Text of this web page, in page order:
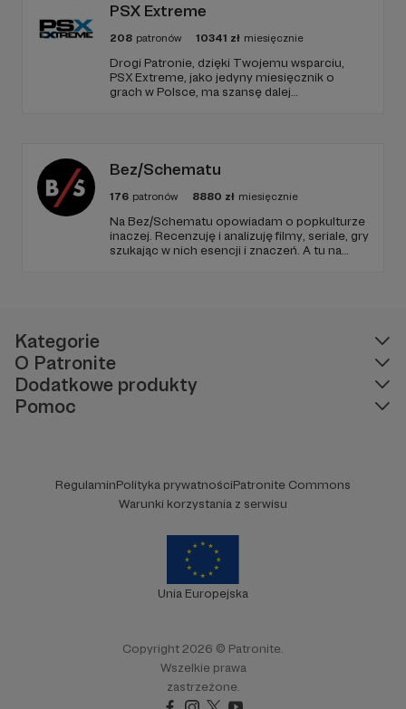
natomiast wymieniać wszystkich naszych
Patronów na stronie podcastu, a od pewnego
progu dziękować Wam również w samych
Linki i kontakt
Strona |Facebook|Twitter|RSS|Spotify|
Apple Podcasts|YouTube
E-mail: "kontakt" w domenie "2pady.pl"
W tym miejscu powinna być zewnętrzna
polityki prywatności
PSX Extreme
208 patronów 10341 zł miesięcznie
Drogi Patronie, dzięki Twojemu wsparciu,
PSX Extreme, jako jedyny miesięcznik o
grach w Polsce, ma szansę dalej
Bez/Schematu
176 patronów 8880 zł miesięcznie
Na Bez/Schematu opowiadam o popkulturze
inaczej. Recenzuję i analizuję filmy, seriale, gry
szukając w nich esencji i znaczeń. A tu na
Kategorie
O Patronite
Dodatkowe produkty
Pomoc
RegulaminPolityka prywatnościPatronite Commons
Warunki korzystania z serwisu
Unia Europejska
Copyright 2026 © Patronite.
Wszelkie prawa
zastrzeżone.